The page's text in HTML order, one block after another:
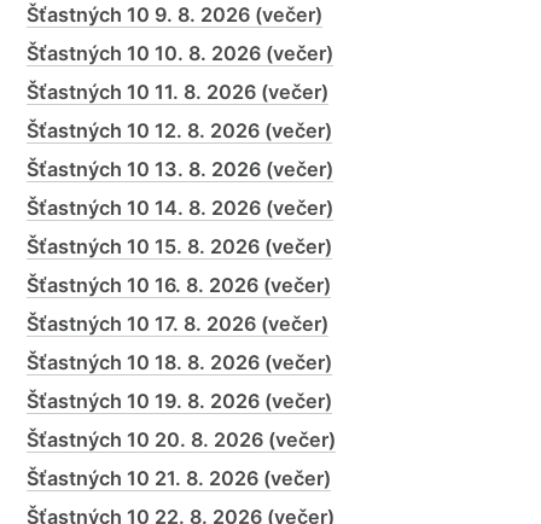
Šťastných 10 9. 8. 2026 (večer)
Šťastných 10 10. 8. 2026 (večer)
Šťastných 10 11. 8. 2026 (večer)
Šťastných 10 12. 8. 2026 (večer)
Šťastných 10 13. 8. 2026 (večer)
Šťastných 10 14. 8. 2026 (večer)
Šťastných 10 15. 8. 2026 (večer)
Šťastných 10 16. 8. 2026 (večer)
Šťastných 10 17. 8. 2026 (večer)
Šťastných 10 18. 8. 2026 (večer)
Šťastných 10 19. 8. 2026 (večer)
Šťastných 10 20. 8. 2026 (večer)
Šťastných 10 21. 8. 2026 (večer)
Šťastných 10 22. 8. 2026 (večer)